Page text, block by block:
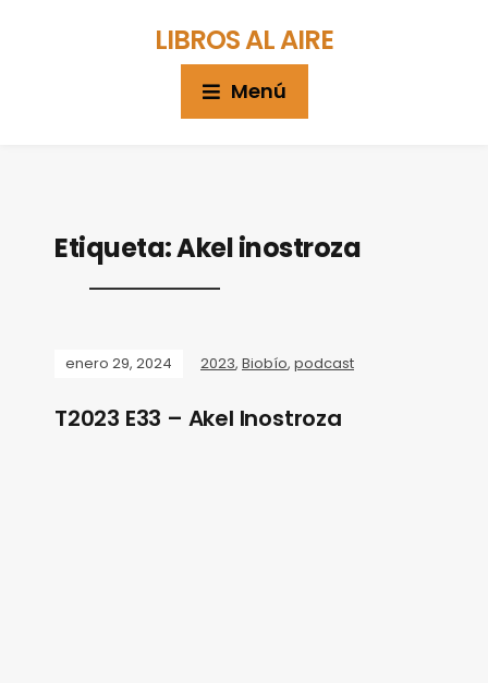
LIBROS AL AIRE
Menú
Etiqueta:Akel inostroza
enero 29, 2024 2023, Biobío, podcast
T2023 E33 – Akel Inostroza